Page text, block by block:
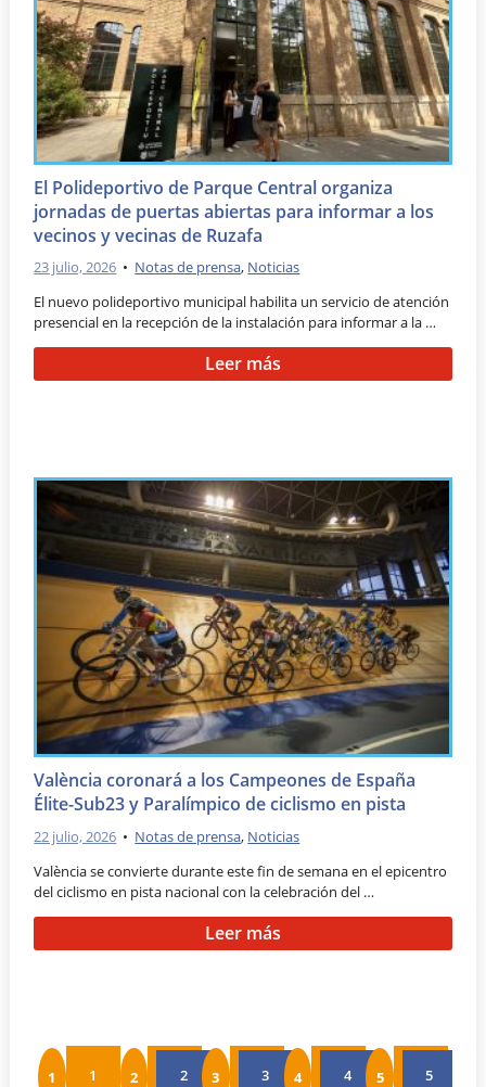
El Polideportivo de Parque Central organiza
jornadas de puertas abiertas para informar a los
vecinos y vecinas de Ruzafa
23 julio, 2026 • Notas de prensa, Noticias
El nuevo polideportivo municipal habilita un servicio de atención
presencial en la recepción de la instalación para informar a la …
Leer más
València coronará a los Campeones de España
Élite-Sub23 y Paralímpico de ciclismo en pista
22 julio, 2026 • Notas de prensa, Noticias
València se convierte durante este fin de semana en el epicentro
del ciclismo en pista nacional con la celebración del …
Leer más
1 2 3 4 5